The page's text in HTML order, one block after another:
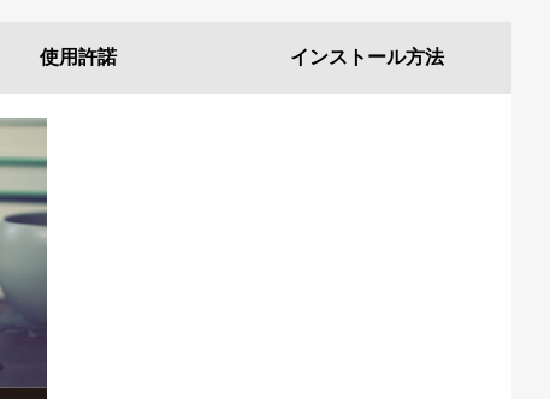
使用許諾 インストール方法